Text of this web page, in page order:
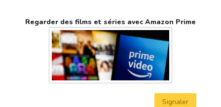
Regarder des films et séries avec Amazon Prime
Signaler